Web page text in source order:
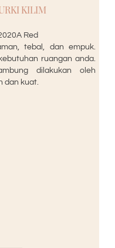
KILIM
Red
tebal, dan empuk.
ruangan anda.
dilakukan oleh
dan kuat.